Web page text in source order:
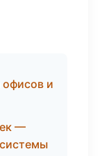
и
—